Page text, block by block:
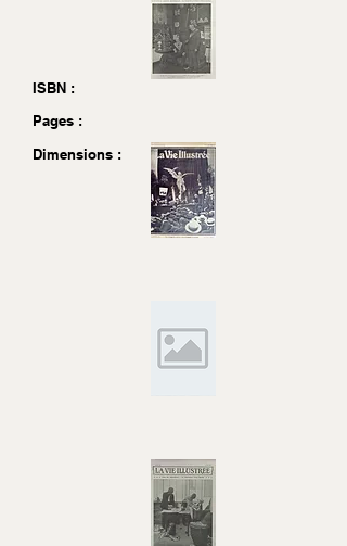
ISBN :
Pages :
Dimensions :